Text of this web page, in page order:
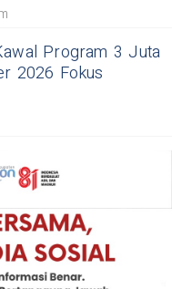
Program 3 Juta
2026 Fokus